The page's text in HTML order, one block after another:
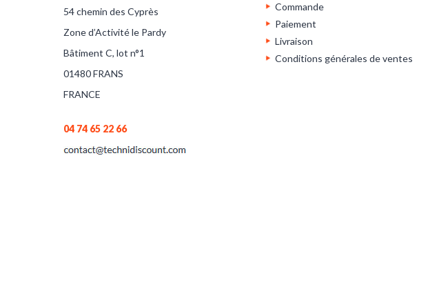
54 chemin des Cyprès
Zone d’Activité le Pardy
Bâtiment C, lot n°1
01480 FRANS
FRANCE
04 74 65 22 66
Commande
Paiement
Livraison
Conditions générales de ventes